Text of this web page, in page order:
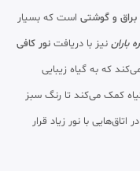
براق و گوشتی است که بسیار
باران نیز با دریافت نور کافی
که به گیاه زیبایی
کمک می‌کند تا رنگ سبز
با نور زیاد قرار